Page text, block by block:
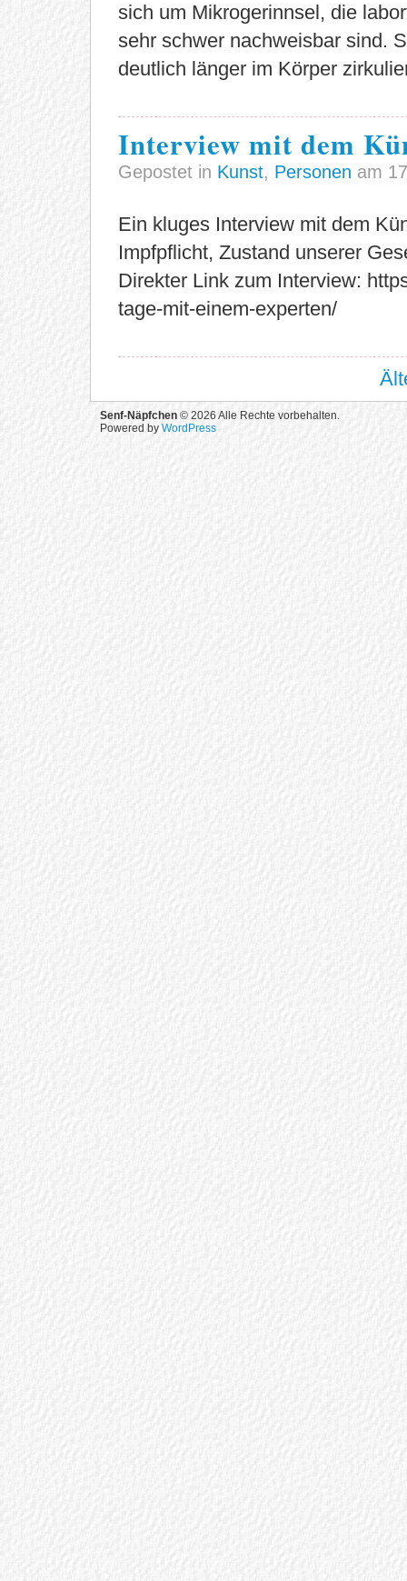
sich um Mikrogerinnsel, die
sehr schwer nachweisbar sind.
deutlich länger im Körper
Interview mit dem
Gepostet in Kunst, Personen am
Ein kluges Interview mit dem
Impfpflicht, Zustand unserer
Direkter Link zum Interview:
tage-mit-einem-experten/
Senf-Näpfchen © 2026 Alle Rechte vorbehalten.
Powered by WordPress